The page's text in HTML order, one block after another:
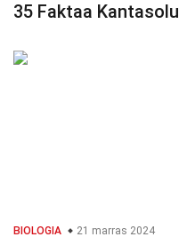
35 Faktaa Kantasolu
BIOLOGIA 21 marras 2024